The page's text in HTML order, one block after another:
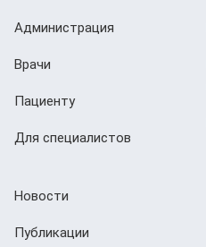
Администрация
Врачи
Пациенту
Для специалистов
Новости
Публикации